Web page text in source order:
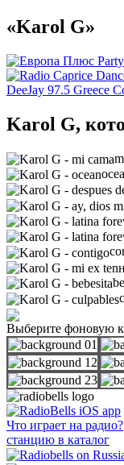
«Karol G»
DeeJay 97.5 Greece
Karol G,
Выберите фоновую
Что играет на радио?
станцию в каталог